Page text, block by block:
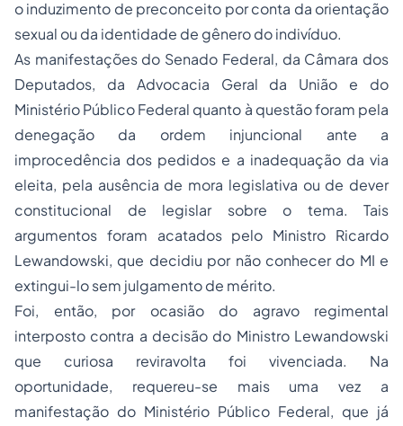
o induzimento de preconceito por conta da orientação
sexual ou da identidade de gênero do indivíduo.
As manifestações do Senado Federal, da Câmara dos
Deputados, da Advocacia Geral da União e do
Ministério Público Federal quanto à questão foram pela
denegação da ordem injuncional ante a
improcedência dos pedidos e a inadequação da via
eleita, pela ausência de mora legislativa ou de dever
constitucional de legislar sobre o tema. Tais
argumentos foram acatados pelo Ministro Ricardo
Lewandowski, que decidiu por não conhecer do MI e
extingui-lo sem julgamento de mérito.
Foi, então, por ocasião do agravo regimental
interposto contra a decisão do Ministro Lewandowski
que curiosa reviravolta foi vivenciada. Na
oportunidade, requereu-se mais uma vez a
manifestação do Ministério Público Federal, que já